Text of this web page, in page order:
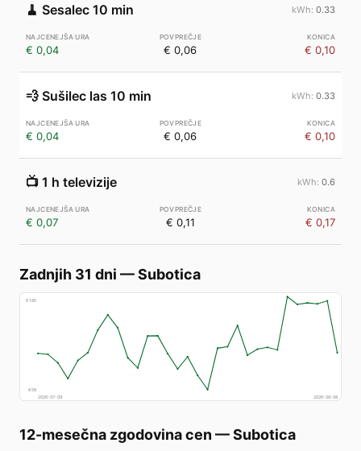
🧹 Sesalec 10 min 0.33
€ 0,04 € 0,06 € 0,10
💨 Sušilec las 10 min 0.33
€ 0,04 € 0,06 € 0,10
📺 1 h televizije 0.6
€ 0,07 € 0,11 € 0,17
Zadnjih 31 dni —Subotica
€185
€58
2026-07-09
2026-08-08
12-mesečna zgodovina cen —Subotica